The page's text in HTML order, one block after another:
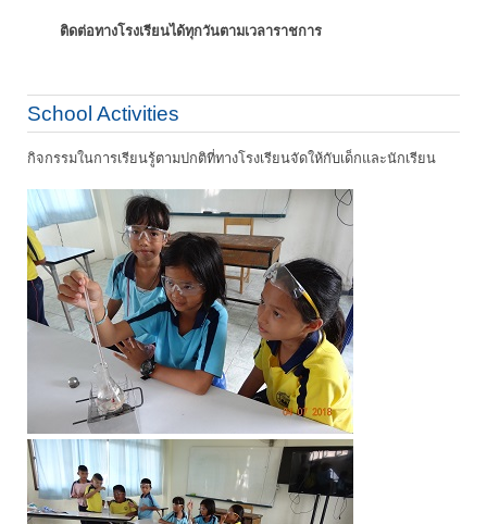
ติดต่อทางโรงเรียนได้ทุกวันตามเวลาราชการ
School Activities
กิจกรรมในการเรียนรู้ตามปกติที่ทางโรงเรียนจัดให้กับเด็กและนักเรียน